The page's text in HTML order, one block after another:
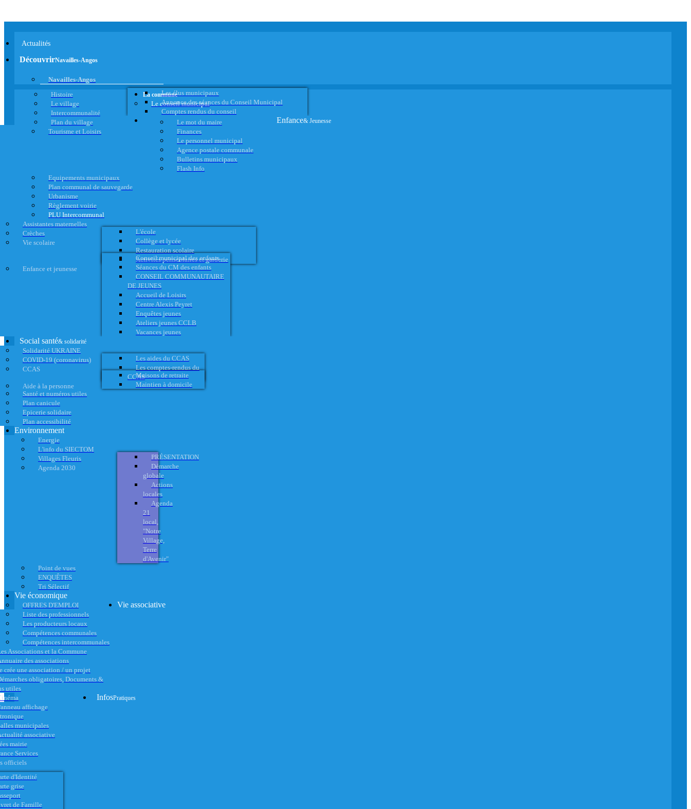
Actualités
DécouvrirNavailles-Angos
Navailles-Angos
Histoire
Le village
Intercommunalité
Plan du village
Tourisme et Loisirs
La commune
Le conseil municipal
Les élus municipaux
Annonce des séances du Conseil Municipal
Comptes rendus du conseil
Le mot du maire
Finances
Le personnel municipal
Agence postale communale
Bulletins municipaux
Flash Info
Equipements municipaux
Plan communal de sauvegarde
Urbanisme
Règlement voirie
PLU Intercommunal
Enfance& Jeunesse
Assistantes maternelles
Crèches
Vie scolaire
L'école
Collège et lycée
Restauration scolaire
Activités périscolaires et garderie
Enfance et jeunesse
Conseil municipal des enfants
Séances du CM des enfants
CONSEIL COMMUNAUTAIRE
DE JEUNES
Accueil de Loisirs
Centre Alexis Peyret
Enquêtes jeunes
Ateliers jeunes CCLB
Vacances jeunes
Social santé& solidarité
Solidarité UKRAINE
COVID-19 (coronavirus)
CCAS
Les aides du CCAS
Les comptes-rendus du
CCAS
Aide à la personne
Maisons de retraite
Maintien à domicile
Santé et numéros utiles
Plan canicule
Epicerie solidaire
Plan accessibilité
Environnement
Energie
L'info du SIECTOM
Villages Fleuris
Agenda 2030
PRÉSENTATION
Démarche
globale
Actions
locales
Agenda
21
local,
"Notre
Village,
Terre
d'Avenir"
Point de vues
ENQUÊTES
Tri Sélectif
Vie économique
OFFRES D'EMPLOI
Liste des professionnels
Les producteurs locaux
Compétences communales
Compétences intercommunales
Vie associative
Associations et la Commune
des associations
crée une association / un projet
obligatoires, Documents &
utiles
affichage
municipales
associative
InfosPratiques
mairie
Services
officiels
d'Identité
grise
de Famille